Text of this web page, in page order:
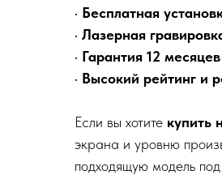
• Бесплатная
• Лазерная
• Гарантия 12
• Высокий рейтинг и
Если вы хотите купить
экрана и уровню
подходящую модель